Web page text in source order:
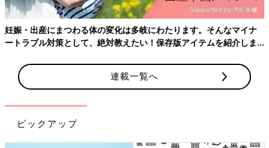
その後、月経予定日を過ぎたら、尿検査や内診、超音波検査など
を行い、妊娠判定します。
★次のステップは人工授精
し、検査結果で男性側の乏精子症（数が少ない）や精子無力症
（動きが鈍い）がわかった場合や、女性側に精子の侵入を妨げる
タイミング法のプロセス
妊娠・出産にまつわる体の変化は多岐にわたります。そんなマイナ
ートラブル対策として、絶対教えたい！保存版アイテムを紹介しま
連載一覧へ
ピックアップ